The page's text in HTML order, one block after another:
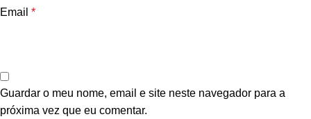
Email *
Guardar o meu nome, email e site neste navegador para a
próxima vez que eu comentar.